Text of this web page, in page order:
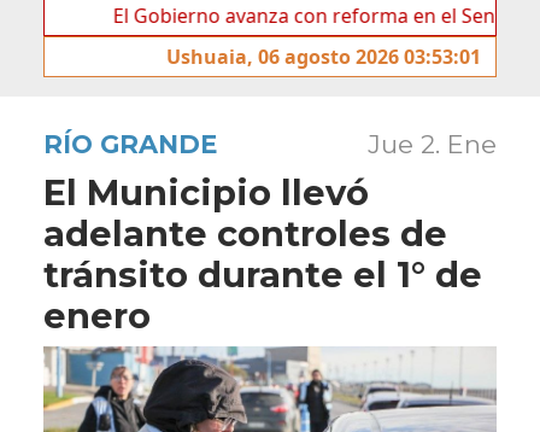
El Gobierno avanza con reforma en el Senado
Ushuaia, 06 agosto 2026 03:53:01
RÍO GRANDE Jue 2. Ene
El Municipio llevó
adelante controles de
tránsito durante el 1° de
enero